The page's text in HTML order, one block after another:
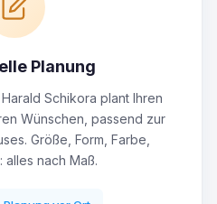
Planung
Schikora plant Ihren
Wünschen, passend zur
Größe, Form, Farbe,
alles nach Maß.